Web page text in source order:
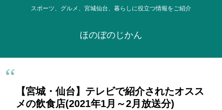
スポーツ、グルメ、宮城仙台、暮らしに役立つ情報をご紹介
ほのぼのじかん
【宮城・仙台】テレビで紹介されたオスス
メの飲食店(2021年1月～2月放送分)